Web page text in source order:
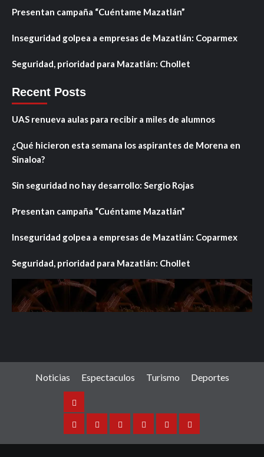
Presentan campaña “Cuéntame Mazatlán”
Inseguridad golpea a empresas de Mazatlán: Coparmex
Seguridad, prioridad para Mazatlán: Chollet
Recent Posts
UAS renueva aulas para recibir a miles de alumnos
¿Qué hicieron esta semana los aspirantes de Morena en
Sinaloa?
Sin seguridad no hay desarrollo: Sergio Rojas
Presentan campaña “Cuéntame Mazatlán”
Inseguridad golpea a empresas de Mazatlán: Coparmex
Seguridad, prioridad para Mazatlán: Chollet
Noticias Espectaculos Turismo Deportes
Noticias
SinaloaNacionalInternacionalEspectaculos
TurismoDeportes